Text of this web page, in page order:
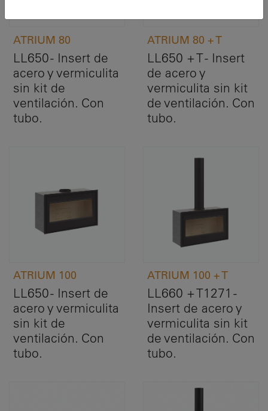
ATRIUM 80
LL650 - Insert de
acero y vermiculita
sin kit de
ventilación. Con
tubo.
ATRIUM 80 + T
LL650 + T - Insert
de acero y
vermiculita sin kit
de ventilación. Con
tubo.
ATRIUM 100
LL650 - Insert de
acero y vermiculita
sin kit de
ventilación. Con
tubo.
ATRIUM 100 + T
LL660 + T1271 -
Insert de acero y
vermiculita sin kit
de ventilación. Con
tubo.